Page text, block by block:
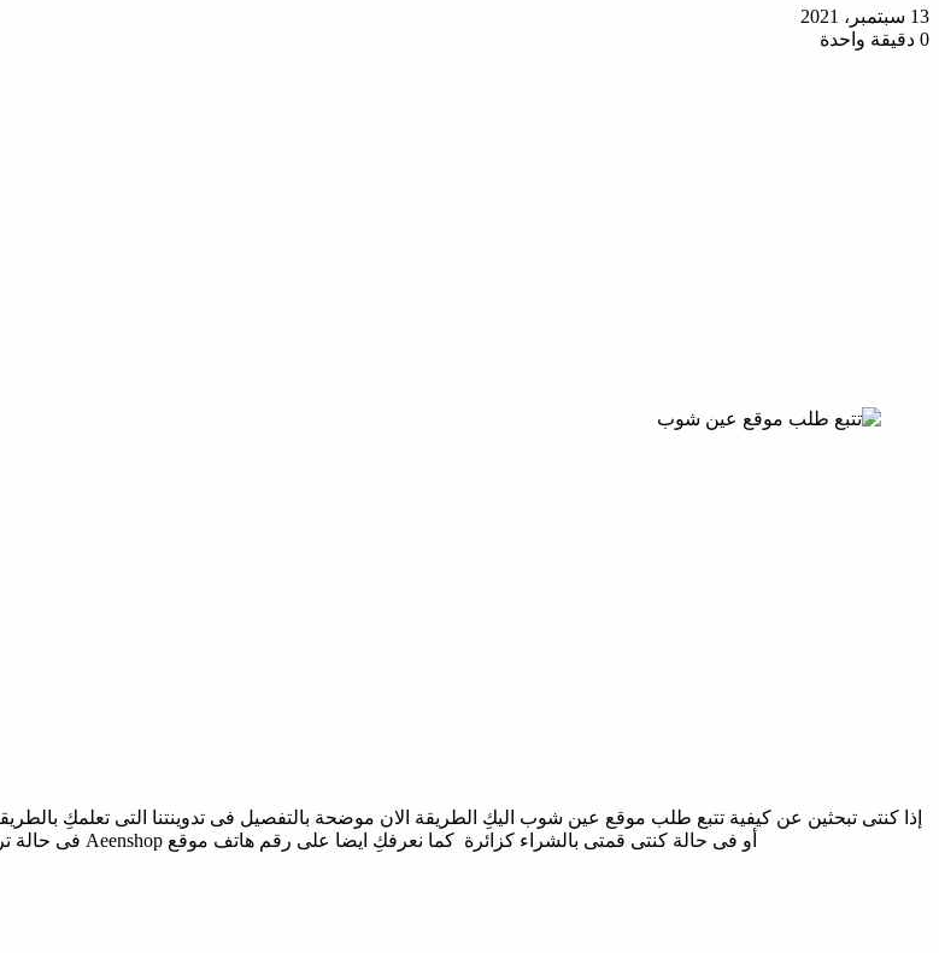
13 سبتمبر، 2021
0 دقيقة واحدة
إذا كنتى تبحثين عن كيفية تتبع طلب موقع عين شوب اليكِ الطريقة الان موضحة بالتفصيل فى تدوينتنا التى تعلمكِ
أو فى حالة كنتى قمتى بالشراء كزائرة كما نعرفكِ ايضا على رقم هاتف موقع Aeenshop فى حالة تريدين الإستفسار عن طلبكِ بشكل اسرع.